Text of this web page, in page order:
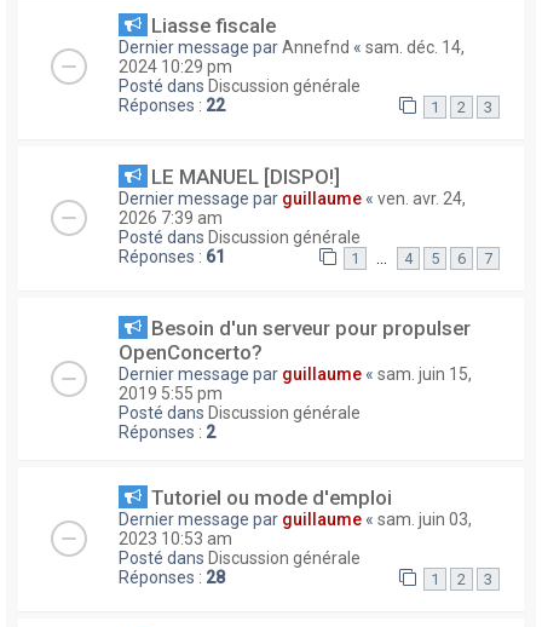
Liasse fiscale
Dernier message parAnnefnd « sam. déc. 14,
2024 10:29 pm
Posté dans Discussion générale
Réponses : 22 1 2 3
LE MANUEL [DISPO!]
Dernier message par guillaume « ven. avr. 24,
2026 7:39 am
Posté dans Discussion générale
Réponses : 61 1 … 4 5 6 7
Besoin d'un serveur pour propulser
OpenConcerto?
Dernier message par guillaume « sam. juin 15,
2019 5:55 pm
Posté dans Discussion générale
Réponses : 2
Tutoriel ou mode d'emploi
Dernier message par guillaume « sam. juin 03,
2023 10:53 am
Posté dans Discussion générale
Réponses : 28 1 2 3